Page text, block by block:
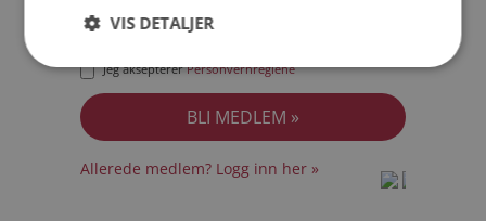
Jeg akseptererPersonvernreglene
Allerede medlem? Logg inn her »
VIS DETALJER